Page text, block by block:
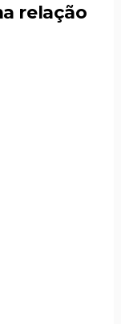
relação